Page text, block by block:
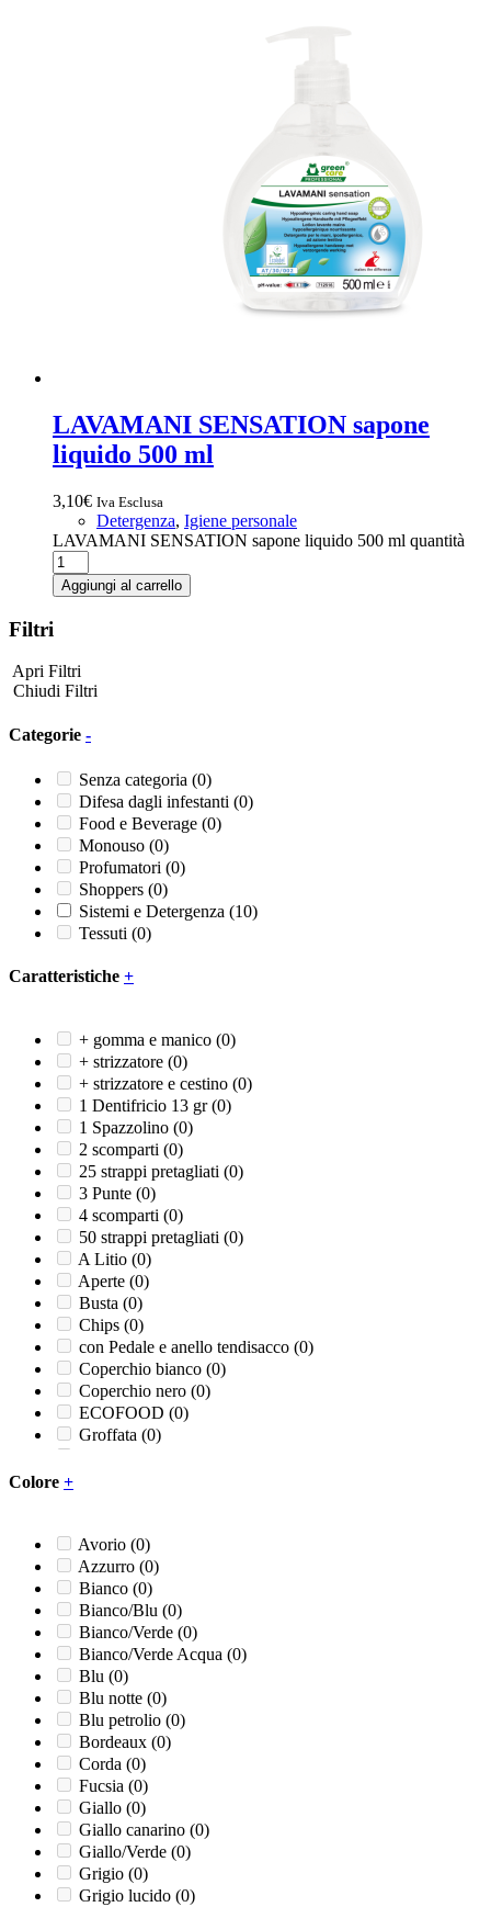
LAVAMANI SENSATION sapone
liquido 500 ml
3,10€ Iva Esclusa
Detergenza, Igiene personale
LAVAMANI SENSATION sapone liquido 500 ml quantità
Aggiungi al carrello
Filtri
Apri Filtri
Chiudi Filtri
Categorie -
Senza categoria (0)
Difesa dagli infestanti (0)
Food e Beverage (0)
Monouso (0)
Profumatori (0)
Shoppers (0)
Sistemi e Detergenza (10)
Tessuti (0)
Caratteristiche +
+ gomma e manico (0)
+ strizzatore (0)
+ strizzatore e cestino (0)
1 Dentifricio 13 gr(0)
1 Spazzolino (0)
2 scomparti (0)
25 strappi pretagliati (0)
3 Punte (0)
4 scomparti (0)
50 strappi pretagliati (0)
A Litio (0)
Aperte (0)
Busta (0)
Chips (0)
con Pedale e anello tendisacco (0)
Coperchio bianco (0)
Coperchio nero (0)
ECOFOOD (0)
Groffata (0)
Sapone liquido
Sapone schiuma
Unite(0)
Colore +
Avorio (0)
Azzurro (0)
Bianco (0)
Bianco/Blu (0)
Bianco/Verde (0)
Bianco/Verde Acqua (0)
Blu (0)
Blu notte (0)
Blu petrolio (0)
Bordeaux (0)
Corda (0)
Fucsia (0)
Giallo (0)
Giallo canarino (0)
Giallo/Verde (0)
Grigio (0)
Grigio lucido (0)